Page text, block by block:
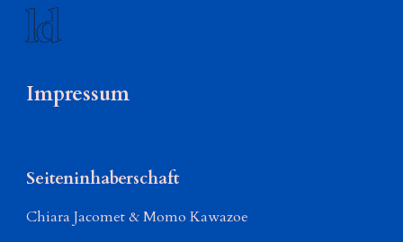
Skip to main content
Impressum
Seiteninhaberschaft
Chiara Jacomet & Momo Kawazoe